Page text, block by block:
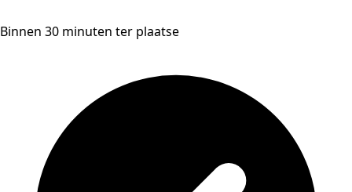
Binnen 30 minuten ter plaatse